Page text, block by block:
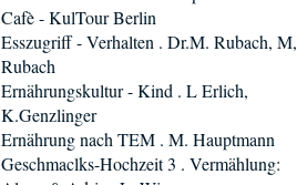
Cafè - KulTour Berlin
Esszugriff - Verhalten . Dr.M. Rubach, M,
Rubach
Ernährungskultur - Kind . L Erlich,
K.Genzlinger
Ernährung nach TEM . M. Hauptmann
Geschmaclks-Hochzeit 3 . Vermählung: